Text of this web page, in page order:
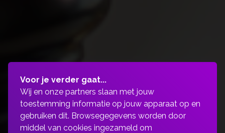
Voor je verder gaat...
Wij en onze partners slaan met jouw
toestemming informatie op jouw apparaat op en
gebruiken dit. Browsegegevens worden door
middel van cookies ingezameld om